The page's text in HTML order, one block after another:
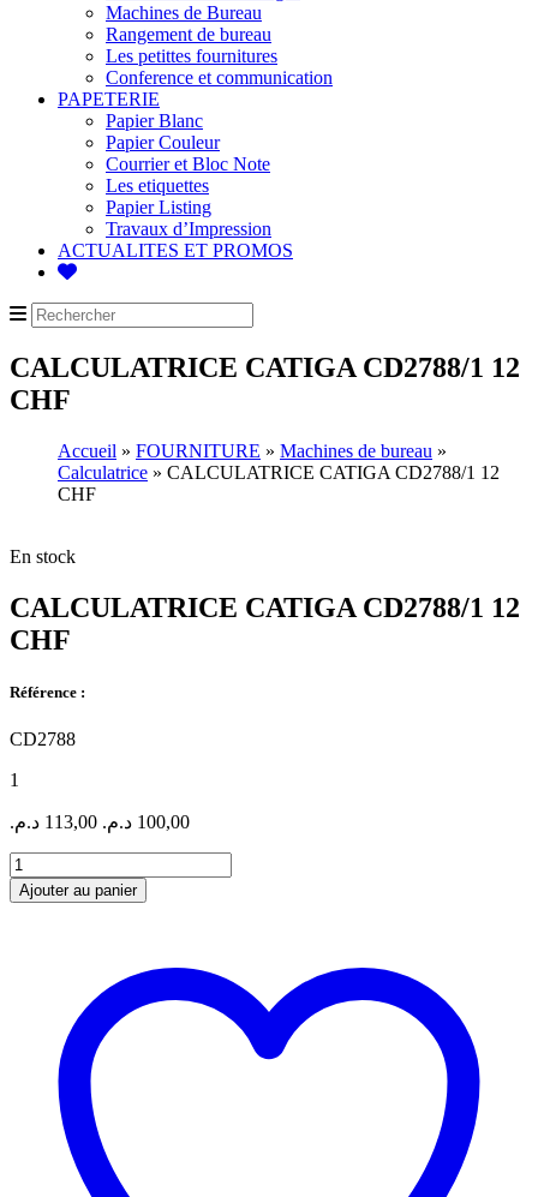
Machines de Bureau
Rangement de bureau
Les petittes fournitures
Conference et communication
PAPETERIE
Papier Blanc
Papier Couleur
Courrier et Bloc Note
Les etiquettes
Papier Listing
Travaux d’Impression
ACTUALITES ET PROMOS
CALCULATRICE CATIGA CD2788/1 12
CHF
Accueil » FOURNITURE » Machines de bureau »
Calculatrice » CALCULATRICE CATIGA CD2788/1 12
CHF
En stock
CALCULATRICE CATIGA CD2788/1 12
CHF
Référence :
CD2788
1
113,00 د.م. 100,00 د.م.
quantité
de
CALCULATRICE
Ajouter au panier